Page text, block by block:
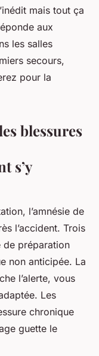
mais tout ça
aux
les salles
secours,
pour la
blessures
s’y
l’amnésie de
l’accident. Trois
de préparation
non anticipée. La
l’alerte, vous
Les
chronique
guette le